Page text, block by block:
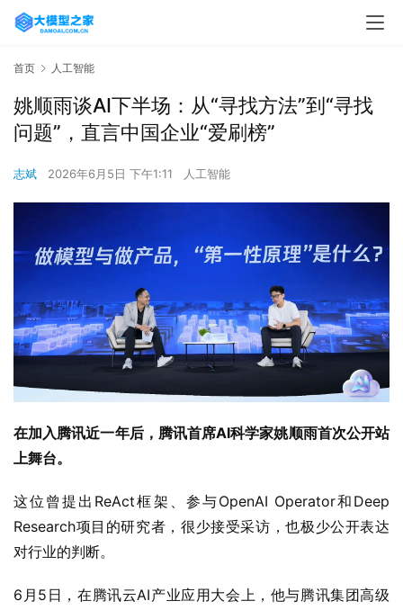
首页 人工智能
姚顺雨谈AI下半场：从“寻找方法”到“寻找
问题”，直言中国企业“爱刷榜”
志斌 2026年6月5日 下午1:11 人工智能
在加入腾讯近一年后，腾讯首席AI科学家姚顺雨首次公开站
上舞台。
这位曾提出ReAct框架、参与OpenAI Operator和Deep
Research项目的研究者，很少接受采访，也极少公开表达
对行业的判断。
6月5日，在腾讯云AI产业应用大会上，他与腾讯集团高级